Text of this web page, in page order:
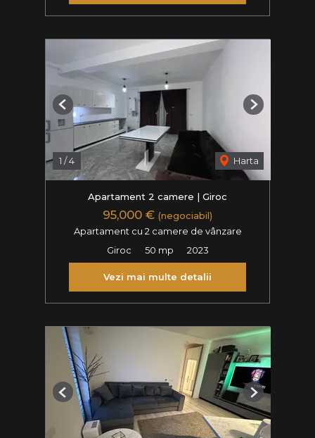
1 /4 Harta
Previous Next
Apartament 2 camere | Giroc
95,000 € (negociabil)
Apartament cu 2 camere de vânzare
Giroc
50 mp 2023
Vezi mai multe detalii
Previous Next